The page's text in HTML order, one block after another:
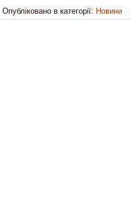
Опубліковано в категорії: Новини